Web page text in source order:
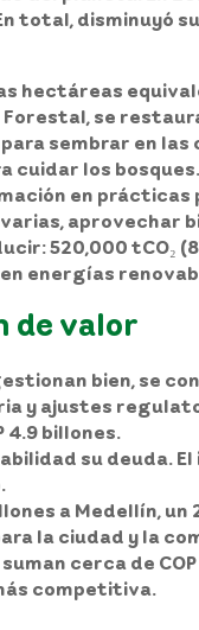
total, disminuyó
hectáreas
se
sembrar en las
cuidar los
en prácticas
aprovechar
520,000 tCO₂
energías
de valor
bien, se
ajustes
4.9 billones.
su deuda.
a Medellín,
la ciudad y la
cerca de
competitiva.